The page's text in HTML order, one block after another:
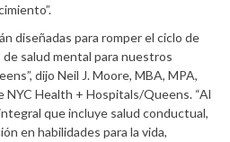
diseñadas para romper el ciclo de
salud mental para nuestros
dijo Neil J. Moore, MBA, MPA,
NYC Health + Hospitals/Queens. “Al
que incluye salud conductual,
en habilidades para la vida,